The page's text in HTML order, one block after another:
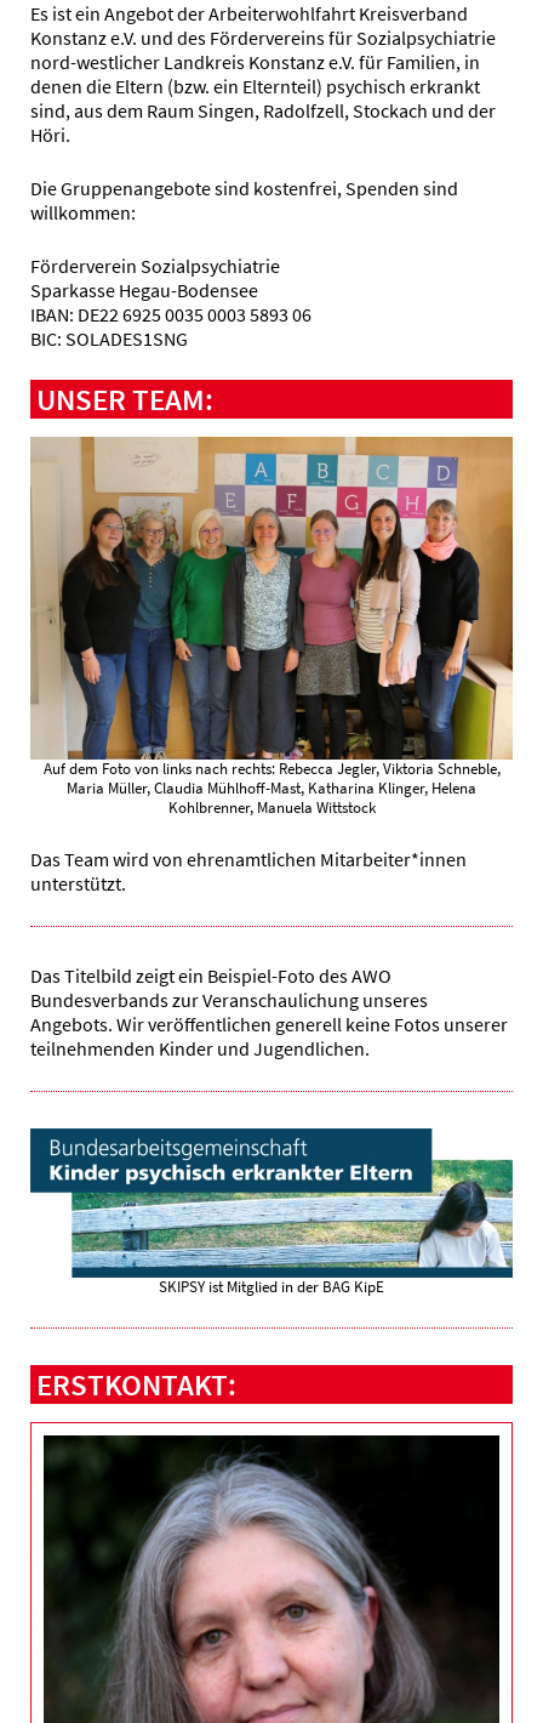
Es ist ein Angebot der Arbeiterwohlfahrt Kreisverband
Konstanz e.V. und des Fördervereins für Sozialpsychiatrie
nord-westlicher Landkreis Konstanz e.V. für Familien, in
denen die Eltern (bzw. ein Elternteil) psychisch erkrankt
sind, aus dem Raum Singen, Radolfzell, Stockach und der
Höri.
Die Gruppenangebote sind kostenfrei, Spenden sind
willkommen:
Förderverein Sozialpsychiatrie
Sparkasse Hegau-Bodensee
IBAN: DE22 6925 0035 0003 5893 06
BIC: SOLADES1SNG
UNSER TEAM:
Auf dem Foto von links nach rechts: Rebecca Jegler, Viktoria Schneble,
Maria Müller, Claudia Mühlhoff-Mast, Katharina Klinger, Helena
Kohlbrenner, Manuela Wittstock
Das Team wird von ehrenamtlichen Mitarbeiter*innen
unterstützt.
Das Titelbild zeigt ein Beispiel-Foto des AWO
Bundesverbands zur Veranschaulichung unseres
Angebots. Wir veröffentlichen generell keine Fotos unserer
teilnehmenden Kinder und Jugendlichen.
SKIPSY ist Mitglied in der BAG KipE
ERSTKONTAKT: